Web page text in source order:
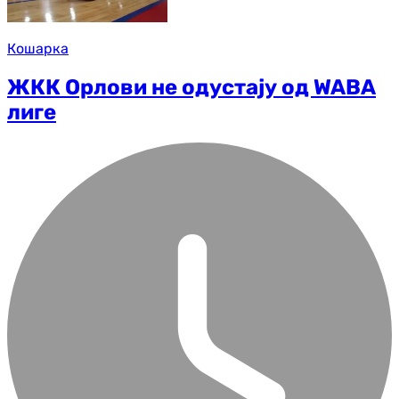
Кошарка
ЖКК Орлови не одустају од WABA
лиге